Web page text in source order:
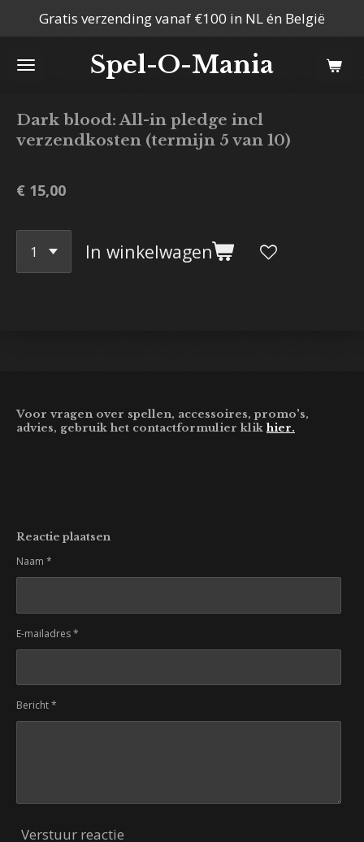
naar
hoofdinhoud
Spel-O-Mania
Gratis verzending vanaf €100 in NL én België
Dark blood: All-in pledge incl
verzendkosten (termijn 5 van 10)
€ 15,00
In winkelwagen
Voor vragen over spellen, accessoires, promo's,
advies, gebruik het contactformulier klikhier.
Reactie plaatsen
Naam *
E-mailadres *
Bericht *
Verstuur reactie